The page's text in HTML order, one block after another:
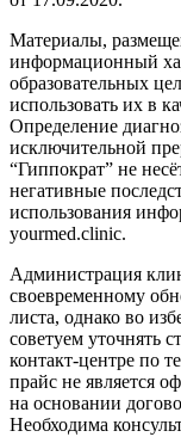
Материалы,
информационный
образовательных
использовать их в
Определение
исключительной
“Гиппократ” не
негативные
использования
yourmed.clinic.
Администрация
своевременному
листа, однако во
советуем уточнять
контакт-центре по
прайс не является
на основании
Необходима